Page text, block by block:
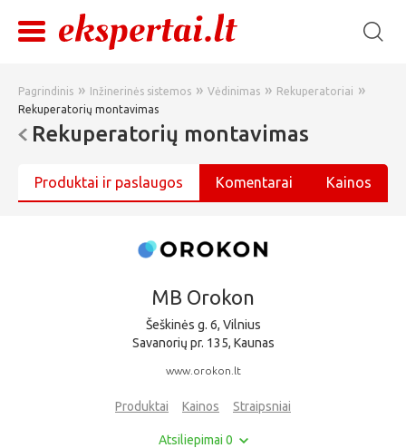
Pagrindinis » Inžinerinės sistemos » Vėdinimas » Rekuperatoriai »
Rekuperatorių montavimas
Rekuperatorių montavimas
Produktai ir paslaugos Komentarai Kainos
MB Orokon
Šeškinės g. 6, Vilnius
Savanorių pr. 135, Kaunas
www.orokon.lt
Produktai Kainos Straipsniai
Atsiliepimai 0